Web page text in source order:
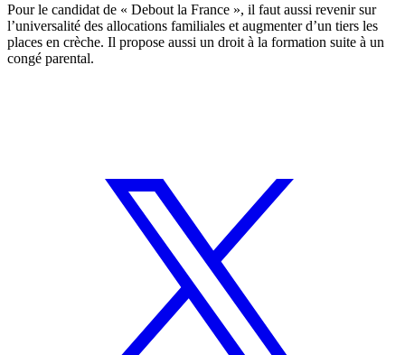
Pour le candidat de « Debout la France », il faut aussi revenir sur
l’universalité des allocations familiales et augmenter d’un tiers les
places en crèche. Il propose aussi un droit à la formation suite à un
congé parental.